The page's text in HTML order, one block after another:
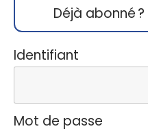
Déjà abonné ?
Identifiant
Mot de passe